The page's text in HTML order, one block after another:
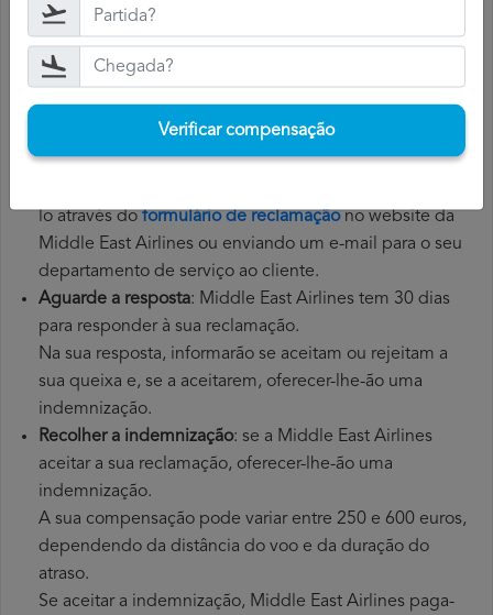
aconselhável que guarde todos os documentos
relacionados com o voo, tais como o cartão de
embarque, o bilhete e os recibos das despesas
adicionais que teve de pagar.
Apresente a reclamação Middle East Airlines
ter explicado a sua situação à Middle East Airlines,
lo através do formulário de reclamaçãono website da
Middle East Airlines ou enviando um e-mail para o seu
departamento de serviço ao cliente.
Aguarde a resposta: Middle East Airlines tem 30 dias
para responder à sua reclamação.
Na sua resposta, informarão se aceitam ou rejeitam a
sua queixa e, se a aceitarem, oferecer-lhe-ão uma
indemnização.
Recolher a indemnização: se a Middle East Airlines
aceitar a sua reclamação, oferecer-lhe-ão uma
indemnização.
A sua compensação pode variar entre 250 e 600 euros,
dependendo da distância do voo e da duração do
atraso.
Se aceitar a indemnização, Middle East Airlines paga-
Verificar compensação